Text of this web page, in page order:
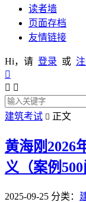
读者墙
页面存档
友情链接
Hi，请 登录 或

 
建筑考试  正文
黄海刚2026
义（案例
2025-09-25 分类：